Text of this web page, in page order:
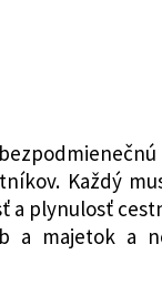
Každý
a plynulosť
a majetok a